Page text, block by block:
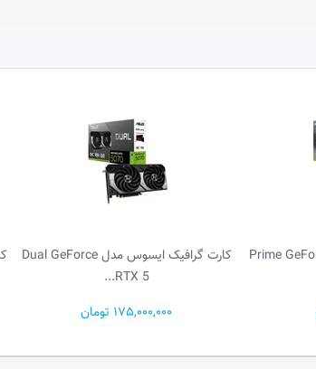
کارت گرافیک ایسوس مدل Dual GeForce
کارت گرافیک ایسوس مدل PRIME GeForce
RTX...
97,800,000 تومان